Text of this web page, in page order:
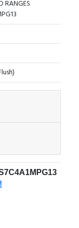
RANGES
induktif